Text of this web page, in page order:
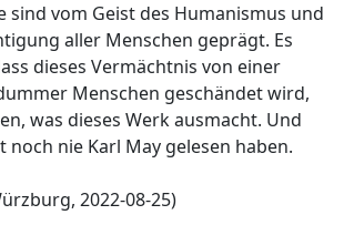
sind vom Geist des Humanismus und
aller Menschen geprägt. Es
dieses Vermächtnis von einer
Menschen geschändet wird,
was dieses Werk ausmacht. Und
noch nie Karl May gelesen haben.
2022-08-25)